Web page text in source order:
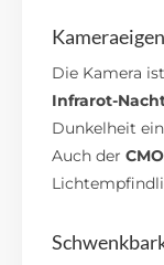
Die Kamera
Infrarot-
Dunkelheit
Auch der